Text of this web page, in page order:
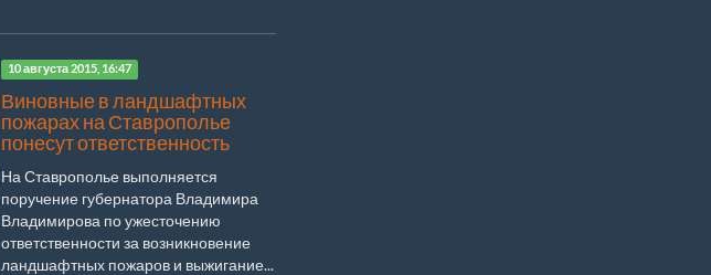
10 августа 2015, 16:47
Виновные в ландшафтных
пожарах на Ставрополье
понесут ответственность
На Ставрополье выполняется
поручение губернатора Владимира
Владимирова по ужесточению
ответственности за возникновение
ландшафтных пожаров и выжигание...